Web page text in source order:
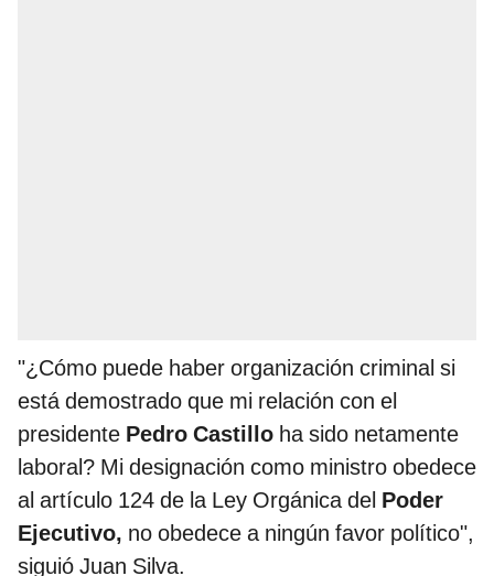
"¿Cómo puede haber organización criminal si
está demostrado que mi relación con el
presidente Pedro Castillo ha sido netamente
laboral? Mi designación como ministro obedece
al artículo 124 de la Ley Orgánica del Poder
Ejecutivo, no obedece a ningún favor político",
siguió Juan Silva.